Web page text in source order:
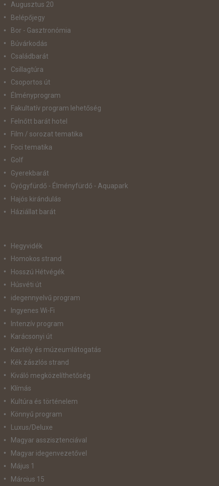
Augusztus 20
Belépőjegy
Bor - Gasztronómia
Búvárkodás
Családbarát
Csillagtúra
Csoportos út
Élményprogram
Fakultatív program lehetőség
Felnőtt barát hotel
Film / sorozat tematika
Foci tematika
Golf
Gyerekbarát
Gyógyfürdő - Élményfürdő - Aquapark
Hajós kirándulás
Háziállat barát
Hegyvidék
Homokos strand
Hosszú Hétvégék
Húsvéti út
idegennyelvű program
Ingyenes Wi-Fi
Intenzív program
Karácsonyi út
Kastély és múzeumlátogatás
Kék zászlós strand
Kiváló megközelíthetőség
Klímás
Kultúra és történelem
Könnyű program
Luxus/Deluxe
Magyar asszisztenciával
Magyar idegenvezetővel
Május 1
Március 15